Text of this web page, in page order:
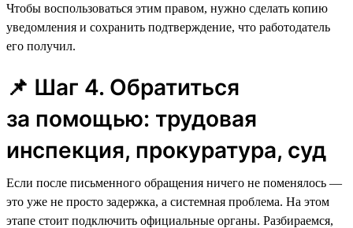
Чтобы воспользоваться этим правом, нужно сделать копию
уведомления и сохранить подтверждение, что работодатель
его получил.
📌 Шаг 4. Обратиться
за помощью: трудовая
инспекция, прокуратура, суд
Если после письменного обращения ничего не поменялось —
это уже не просто задержка, а системная проблема. На этом
этапе стоит подключить официальные органы. Разбираемся,